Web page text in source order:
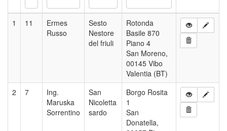
1 11
Ermes
Russo
Sesto
Nestore
del friuli
Rotonda
Basile 870
Piano 4
San Moreno,
00145 Vibo
Valentia (BT)
2
7
Ing.
Maruska
Sorrentino
San
Nicoletta
sardo
Borgo Rosita
1
San
Donatella,